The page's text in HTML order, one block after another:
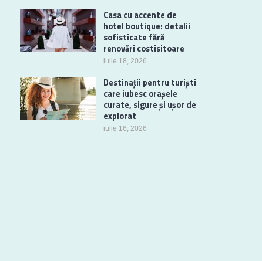
Casa cu accente de
hotel boutique: detalii
sofisticate fără
renovări costisitoare
iulie 18, 2026
Destinații pentru turiști
care iubesc orașele
curate, sigure și ușor de
explorat
iulie 16, 2026